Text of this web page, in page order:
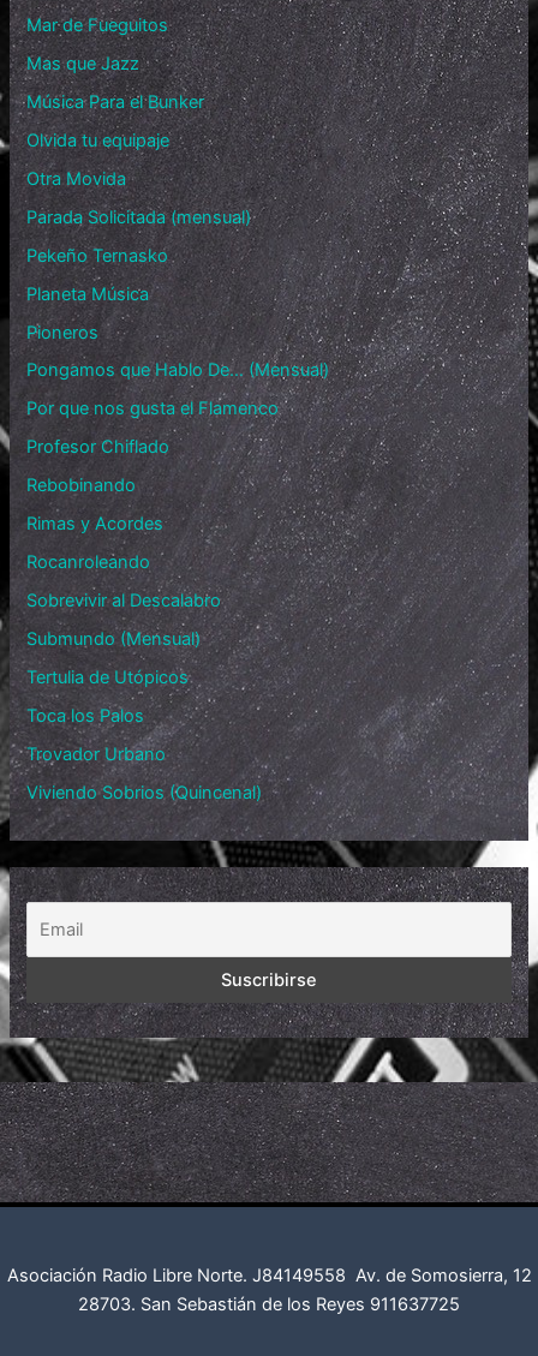
Mar de Fueguitos
Mas que Jazz
Música Para el Bunker
Olvida tu equipaje
Otra Movida
Parada Solicitada (mensual)
Pekeño Ternasko
Planeta Música
Pioneros
Pongamos que Hablo De… (Mensual)
Por que nos gusta el Flamenco
Profesor Chiflado
Rebobinando
Rimas y Acordes
Rocanroleando
Sobrevivir al Descalabro
Submundo (Mensual)
Tertulia de Utópicos
Toca los Palos
Trovador Urbano
Viviendo Sobrios (Quincenal)
Asociación Radio Libre Norte. J84149558 Av. de Somosierra, 12
28703. San Sebastián de los Reyes 911637725